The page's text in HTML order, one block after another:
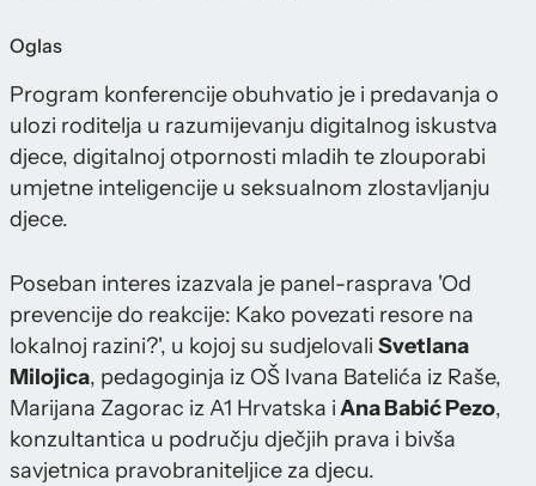
Oglas
Program konferencije obuhvatio je i predavanja o
ulozi roditelja u razumijevanju digitalnog iskustva
djece, digitalnoj otpornosti mladih te zlouporabi
umjetne inteligencije u seksualnom zlostavljanju
djece.
Poseban interes izazvala je panel-rasprava 'Od
prevencije do reakcije: Kako povezati resore na
lokalnoj razini?', u kojoj su sudjelovali Svetlana
Milojica, pedagoginja iz OŠ Ivana Batelića iz Raše,
Marijana Zagorac iz A1 Hrvatska iAna Babić Pezo,
konzultantica u području dječjih prava i bivša
savjetnica pravobraniteljice za djecu.